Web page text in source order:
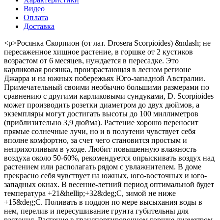
Видео
Оплата
Доставка
<p>Росянка Скорпион (от лат. Drosera Scorpioides) &ndash; не
пересаженное хищное растение, в горшке от 2 кустиков
возрастом от 6 месяцев, нуждается в пересадке. Это
карликовая росянка, произрастающая в лесном регионе
Джарра и на южных побережьях Юго-западной Австралии.
Примечательный своими необычно большими размерами по
сравнению с другими карликовыми сундуками, D. Scorpioides
может производить розетки диаметром до двух дюймов, а
экземпляры могут достигать высоты до 100 миллиметров
(приблизительно 3,9 дюйма). Растение хорошо переносит
прямые солнечные лучи, но и в полутени чувствует себя
вполне комфортно, за счет чего становится простым и
неприхотливым в уходе. Любит повышенную влажность
воздуха около 50-60%, рекомендуется опрыскивать воздух над
растением или располагать рядом с увлажнителем. В доме
прекрасно себя чувствует на южных, юго-восточных и юго-
западных окнах. В весенне-летний период оптимальной будет
температура +21&hellip;+32&deg;C, зимой не ниже
+15&deg;C. Поливать в поддон по мере высыхания воды в
нем, перелив и пересушивание грунта губительны для